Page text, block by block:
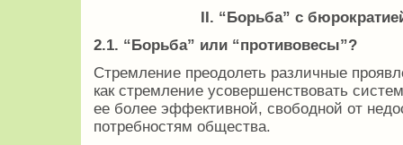
II. “Борьба” с
2.1. “Борьба” или “противовесы”?
Стремление преодолеть различные
как стремление усовершенствовать
ее более эффективной, свободной от
потребностям общества.